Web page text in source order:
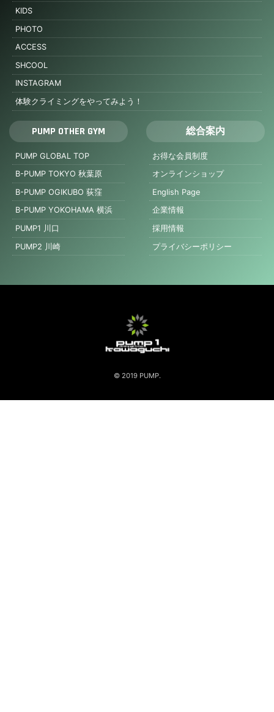
KIDS
PHOTO
ACCESS
SHCOOL
INSTAGRAM
体験クライミングをやってみよう！
PUMP OTHER GYM
PUMP GLOBAL TOP
B-PUMP TOKYO 秋葉原
B-PUMP OGIKUBO 荻窪
B-PUMP YOKOHAMA 横浜
PUMP1 川口
PUMP2 川崎
総合案内
お得な会員制度
オンラインショップ
English Page
企業情報
採用情報
プライバシーポリシー
© 2019 PUMP.